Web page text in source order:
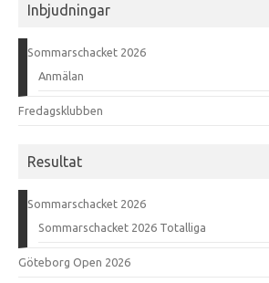
Inbjudningar
Sommarschacket 2026
Anmälan
Fredagsklubben
Resultat
Sommarschacket 2026
Sommarschacket 2026 Totalliga
Göteborg Open 2026